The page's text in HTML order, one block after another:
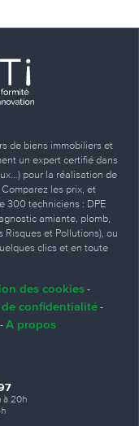
de biens immobiliers et
un expert certifié dans
pour la réalisation de
les prix, et
300 techniciens : DPE
amiante, plomb,
Risques et Pollutions), ou
clics et en toute
des cookies -
confidentialité -
A propos
à 20h